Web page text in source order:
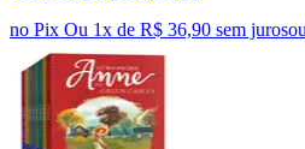
no Pix Ou 1x de R$ 36,90 sem jurosou